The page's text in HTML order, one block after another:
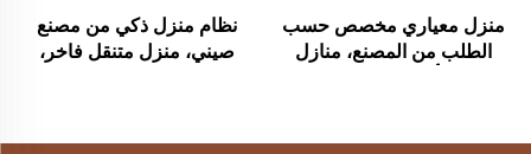
نظام منزل ذكي من مصنع
صيني، منزل متنقل فاخر،
منزل معياري مخصص حسب
الطلب من المصنع، منازل